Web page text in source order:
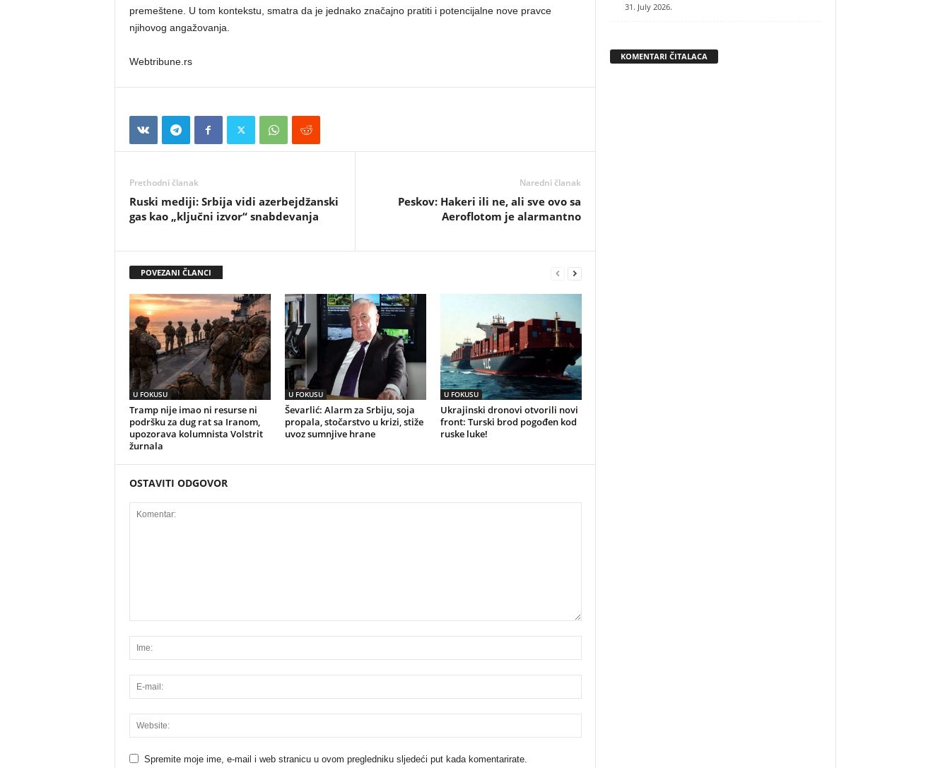
premeštene. U tom kontekstu, smatra da je jednako značajno pratiti i potencijalne nove pravce
njihovog angažovanja.
Webtribune.rs
Prethodni članak
Ruski mediji: Srbija vidi azerbejdžanski
gas kao „ključni izvor“ snabdevanja
Naredni članak
Peskov: Hakeri ili ne, ali sve ovo sa
Aeroflotom je alarmantno
POVEZANI ČLANCI
U FOKUSU
Tramp nije imao ni resurse ni
podršku za dug rat sa Iranom,
upozorava kolumnista Volstrit
žurnala
U FOKUSU
Ševarlić: Alarm za Srbiju, soja
propala, stočarstvo u krizi, stiže
uvoz sumnjive hrane
U FOKUSU
Ukrajinski dronovi otvorili novi
front: Turski brod pogođen kod
ruske luke!
OSTAVITI ODGOVOR
Spremite moje ime, e-mail i web stranicu u ovom pregledniku sljedeći put kada komentarirate.
31. July 2026.
KOMENTARI ČITALACA